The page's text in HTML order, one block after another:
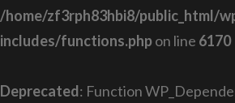
/home/zf3rph83hbi8/public_html/
includes/functions.phpon line 6170
Deprecated: Function